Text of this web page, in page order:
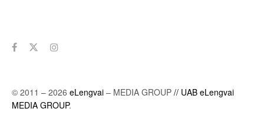
© 2011 – 2026 eLengvai – MEDIA GROUP // UAB eLengvai
MEDIA GROUP.